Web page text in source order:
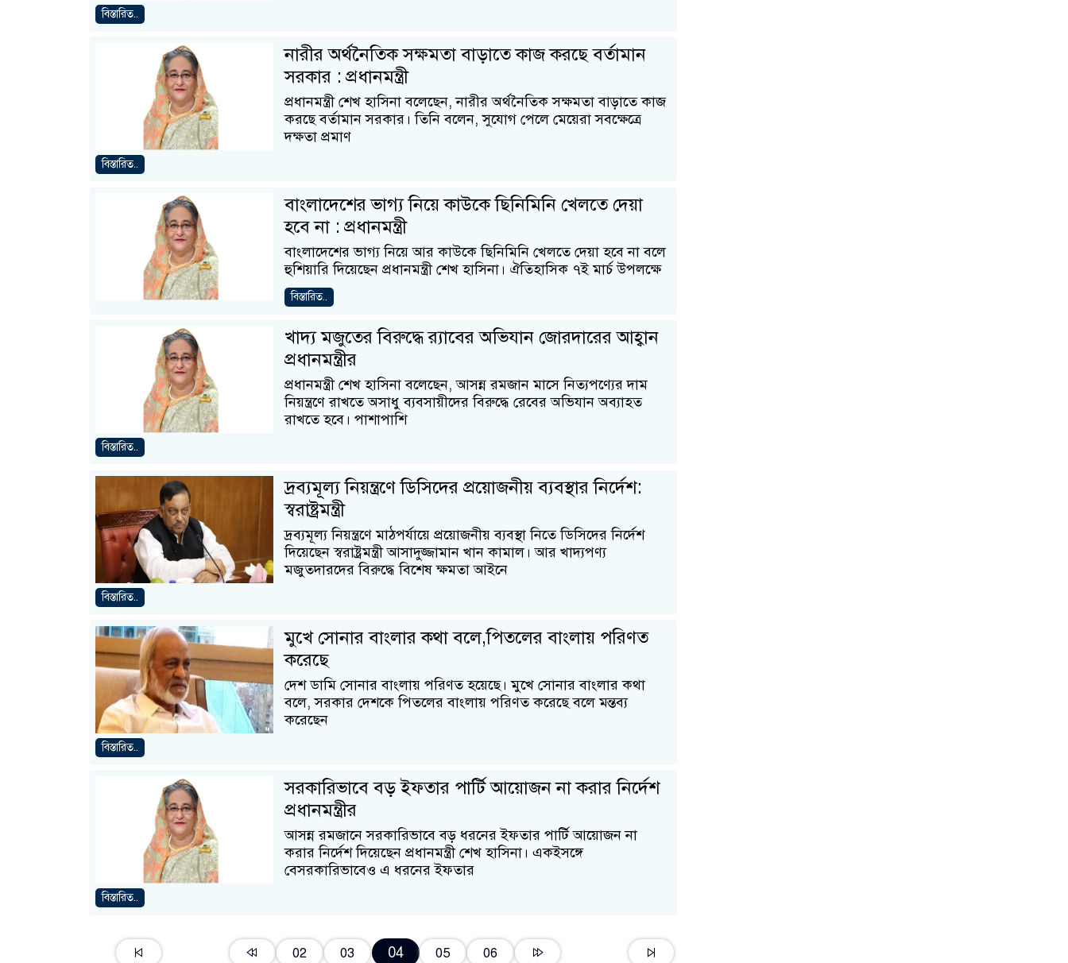
বিস্তারিত..
নারীর অর্থনৈতিক সক্ষমতা বাড়াতে কাজ করছে বর্তামান
সরকার : প্রধানমন্ত্রী
প্রধানমন্ত্রী শেখ হাসিনা বলেছেন, নারীর অর্থনৈতিক সক্ষমতা বাড়াতে কাজ
করছে বর্তামান সরকার। তিনি বলেন, সুযোগ পেলে মেয়েরা সবক্ষেত্রে
দক্ষতা প্রমাণ
বিস্তারিত..
বাংলাদেশের ভাগ্য নিয়ে কাউকে ছিনিমিনি খেলতে দেয়া
হবে না : প্রধানমন্ত্রী
বাংলাদেশের ভাগ্য নিয়ে আর কাউকে ছিনিমিনি খেলতে দেয়া হবে না বলে
হুশিয়ারি দিয়েছেন প্রধানমন্ত্রী শেখ হাসিনা। ঐতিহাসিক ৭ই মার্চ উপলক্ষে
বিস্তারিত..
খাদ্য মজুতের বিরুদ্ধে র‌্যাবের অভিযান জোরদারের আহ্বান
প্রধানমন্ত্রীর
প্রধানমন্ত্রী শেখ হাসিনা বলেছেন, আসন্ন রমজান মাসে নিত্যপণ্যের দাম
নিয়ন্ত্রণে রাখতে অসাধু ব্যবসায়ীদের বিরুদ্ধে রেবের অভিযান অব্যাহত
রাখতে হবে। পাশাপাশি
বিস্তারিত..
দ্রব্যমূল্য নিয়ন্ত্রণে ডিসিদের প্রয়োজনীয় ব্যবস্থার নির্দেশ:
স্বরাষ্ট্রমন্ত্রী
দ্রব্যমূল্য নিয়ন্ত্রণে মাঠপর্যায়ে প্রয়োজনীয় ব্যবস্থা নিতে ডিসিদের নির্দেশ
দিয়েছেন স্বরাষ্ট্রমন্ত্রী আসাদুজ্জামান খান কামাল। আর খাদ্যপণ্য
মজুতদারদের বিরুদ্ধে বিশেষ ক্ষমতা আইনে
বিস্তারিত..
মুখে সোনার বাংলার কথা বলে,পিতলের বাংলায় পরিণত
করেছে
দেশ ডামি সোনার বাংলায় পরিণত হয়েছে। মুখে সোনার বাংলার কথা
বলে, সরকার দেশকে পিতলের বাংলায় পরিণত করেছে বলে মন্তব্য
করেছেন
বিস্তারিত..
সরকারিভাবে বড় ইফতার পার্টি আয়োজন না করার নির্দেশ
প্রধানমন্ত্রীর
আসন্ন রমজানে সরকারিভাবে বড় ধরনের ইফতার পার্টি আয়োজন না
করার নির্দেশ দিয়েছেন প্রধানমন্ত্রী শেখ হাসিনা। একইসঙ্গে
বেসরকারিভাবেও এ ধরনের ইফতার
বিস্তারিত..
02 03 04 05 06